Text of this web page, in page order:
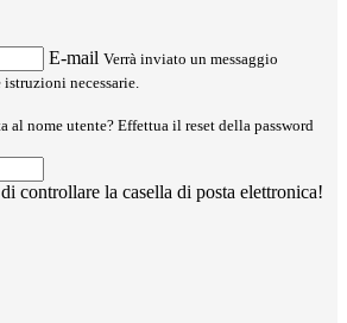
E-mail Verrà inviato un messaggio
necessarie.
al nome utente? Effettua il reset della password
controllare la casella di posta elettronica!